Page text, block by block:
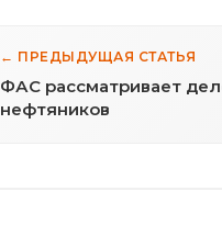
← ПРЕДЫДУЩАЯ СТАТЬЯ
ФАС рассматривает
нефтяников